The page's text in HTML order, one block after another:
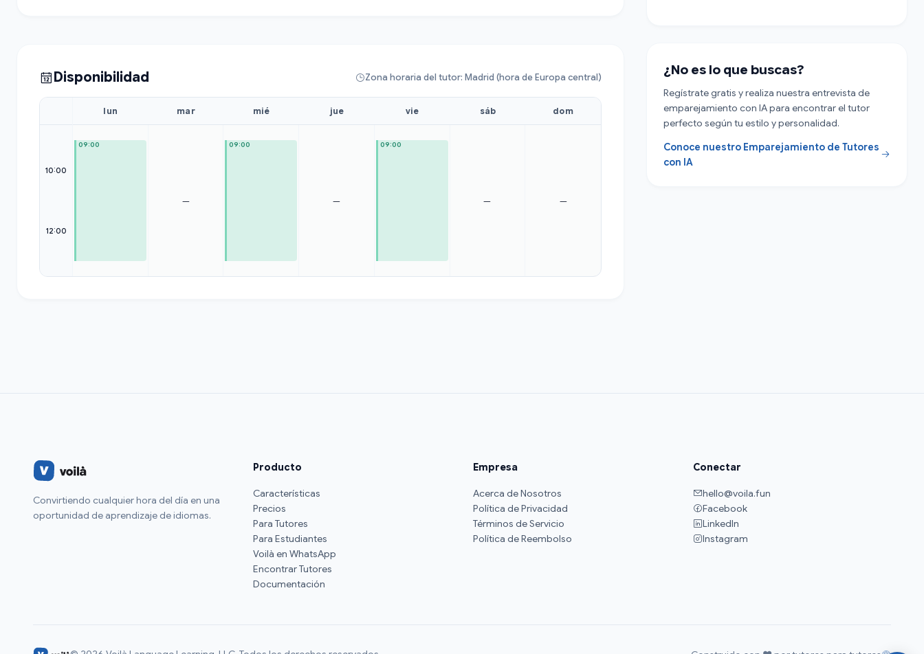
Disponibilidad Zona horaria del tutor: Madrid (hora de Europa central)
10:00
12:00
lun
09:00
mar
—
mié
09:00
jue
—
vie
09:00
sáb
—
dom
—
¿No es lo que buscas?
Regístrate gratis y realiza nuestra entrevista de
emparejamiento con IA para encontrar el tutor
perfecto según tu estilo y personalidad.
Conoce nuestro Emparejamiento de Tutores
con IA
Convirtiendo cualquier hora del día en una
oportunidad de aprendizaje de idiomas.
Producto
Características
Precios
Para Tutores
Para Estudiantes
Voilà en WhatsApp
Encontrar Tutores
Documentación
Empresa
Acerca de Nosotros
Política de Privacidad
Términos de Servicio
Política de Reembolso
Conectar
hello@voila.fun
Facebook
LinkedIn
Instagram